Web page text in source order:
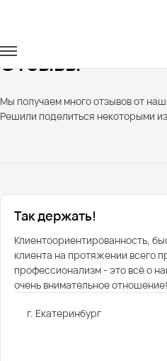
Отзывы
Мы получаем много отзывов от
Решили поделиться некоторыми
Так держать!
Клиентоориентированность,
клиента на протяжении всего
профессионализм - это всё о
очень внимательное отношение!
г. Екатеринбург